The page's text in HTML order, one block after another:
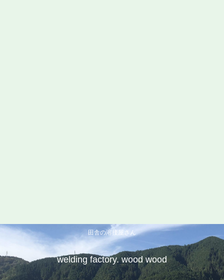
田舎の溶接屋さん
welding factory. wood wood